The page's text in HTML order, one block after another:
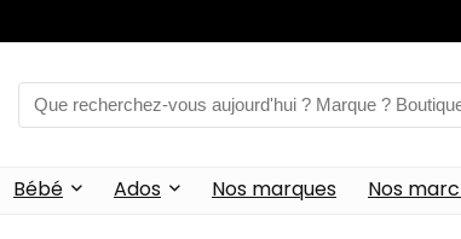
Bébé Ados Nos marques Nos